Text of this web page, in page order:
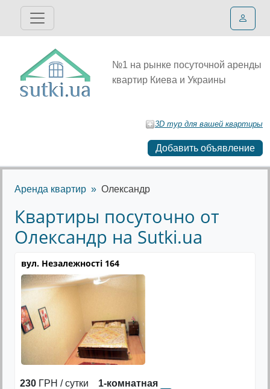
№1 на рынке посуточной аренды
квартир Киева и Украины
3D тур для вашей квартиры
Добавить объявление
Аренда квартир Олександр
Квартиры посуточно от
Олександр на Sutki.ua
вул. Незалежності 164
230 ГРН / сутки 1-комнатная